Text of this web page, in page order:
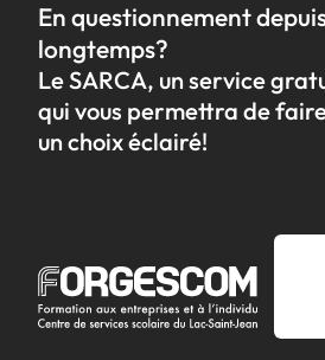
En questionnement
longtemps?
Le SARCA, un service
qui vous permettra de
un choix éclairé!